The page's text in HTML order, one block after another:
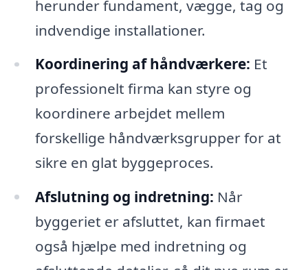
herunder fundament, vægge, tag og
indvendige installationer.
Koordinering af håndværkere: Et
professionelt firma kan styre og
koordinere arbejdet mellem
forskellige håndværksgrupper for at
sikre en glat byggeproces.
Afslutning og indretning: Når
byggeriet er afsluttet, kan firmaet
også hjælpe med indretning og